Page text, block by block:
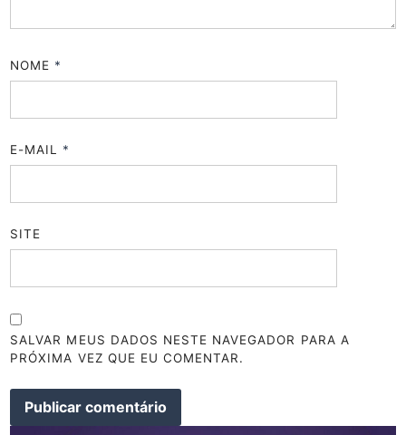
NOME *
E-MAIL *
SITE
SALVAR MEUS DADOS NESTE NAVEGADOR PARA A
PRÓXIMA VEZ QUE EU COMENTAR.